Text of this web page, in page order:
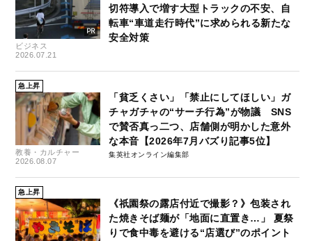
ビジネス
2026.07.21
切符導入で増す大型トラックの不安、自
転車“車道走行時代”に求められる新たな
安全対策
急上昇
教養・カルチャー
2026.08.07
「貧乏くさい」「禁止にしてほしい」ガ
チャガチャの“サーチ行為”が物議 SNS
で賛否真っ二つ、店舗側が明かした意外
な本音【2026年7月バズり記事5位】
集英社オンライン編集部
急上昇
《祇園祭の露店付近で撮影？》包装され
た焼きそば麺が「地面に直置き…」 夏祭
りで食中毒を避ける“店選び”のポイント